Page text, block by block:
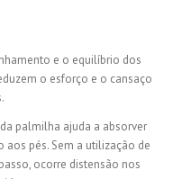
e o equilíbrio dos
o esforço e o cansaço
palmilha ajuda a absorver
pés. Sem a utilização de
ocorre distensão nos